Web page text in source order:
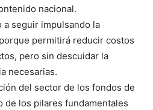
nacional.
seguir impulsando la
permitirá reducir costos
pero sin descuidar la
necesarias.
del sector de los fondos de
de los pilares fundamentales